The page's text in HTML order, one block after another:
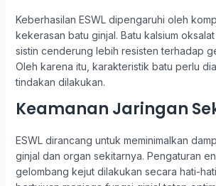
Keberhasilan ESWL dipengaruhi oleh
kekerasan batu ginjal. Batu kalsium
sistin cenderung lebih resisten terhadap
Oleh karena itu, karakteristik batu perlu
tindakan dilakukan.
Keamanan Jaringan
ESWL dirancang untuk meminimalkan
ginjal dan organ sekitarnya. Pengaturan
gelombang kejut dilakukan secara hati-